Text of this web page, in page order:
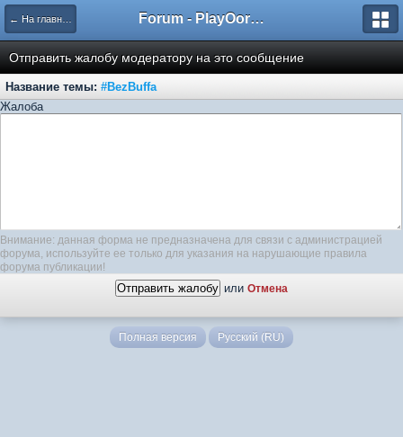
← На главную Forum - PlayOorbis.net
Отправить жалобу модератору на это сообщение
Название темы: #BezBuffa
Жалоба
Внимание: данная форма не предназначена для связи с администрацией
форума, используйте ее только для указания на нарушающие правила
форума публикации!
или Отмена
Полная версия Русский (RU)